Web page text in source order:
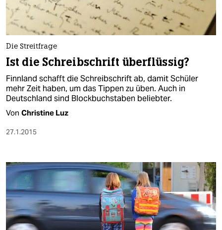
Die Streitfrage
Ist die Schreibschrift überflüssig?
Finnland schafft die Schreibschrift ab, damit Schüler
mehr Zeit haben, um das Tippen zu üben. Auch in
Deutschland sind Blockbuchstaben beliebter.
Von Christine Luz
27.1.2015